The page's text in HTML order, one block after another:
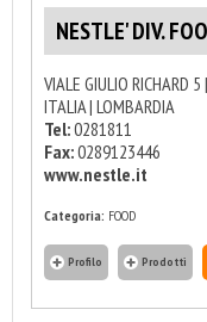
NESTLE' DIV.
VIALE GIULIO RICHARD
ITALIA | LOMBARDIA
Tel:0281811
Fax:0289123446
www.nestle.it
Categoria: FOOD
Profilo Prodotti